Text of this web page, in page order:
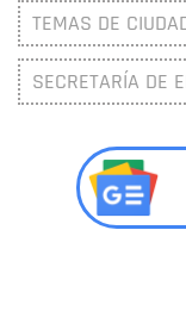
TEMAS DE
SECRETARÍA DE